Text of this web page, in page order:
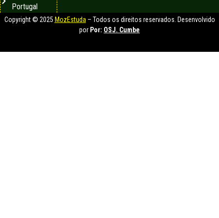
Portugal
Copyright © 2025 MozEstuda – Todos os direitos reservados. Desenvolvido
por Por: OSJ. Cumbe